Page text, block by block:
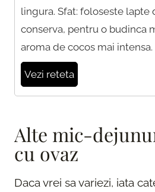
lingura. Sfat: foloseste lapte
conserva, pentru o budinca
aroma de cocos mai intensa.
Vezi reteta
Alte mic-
cu ovaz
Daca vrei sa variezi, iata